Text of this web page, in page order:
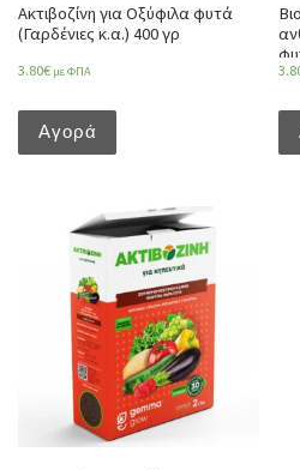
Ακτιβοζίνη για Οξύφιλα φυτά
(Γαρδένιες κ.α.) 400 γρ
3.80€ με ΦΠΑ
Αγορά